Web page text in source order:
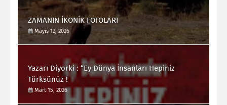
ZAMANIN İKONİK FOTOLARI
Mayıs 12, 2026
Yazarı Diyorki : “Ey Dünya İnsanları Hepiniz
Türksünüz !
Mart 15, 2026